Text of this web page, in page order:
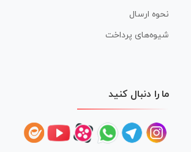
نحوه ارسال
شیوه‌های پرداخت
ما را دنبال کنید